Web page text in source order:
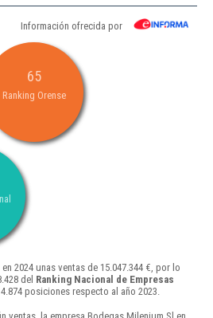
Información ofrecida por
65
Ranking Orense
2024 unas ventas de 15.047.344 €, por lo
del Ranking Nacional de Empresas
posiciones respecto al año 2023.